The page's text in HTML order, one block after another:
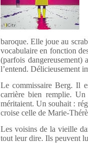
baroque. Elle joue au
vocabulaire en fonction
(parfois
l’entend. Délicieusement
Le commissaire Berg. Il
carrière bien remplie.
méritaient. Un souhait :
croise celle de Marie-
Les voisins de la vieille
tout leur dire. Ils peuvent